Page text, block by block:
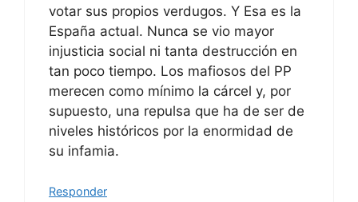
votar sus propios verdugos. Y Esa es la
España actual. Nunca se vio mayor
injusticia social ni tanta destrucción en
tan poco tiempo. Los mafiosos del PP
merecen como mínimo la cárcel y, por
supuesto, una repulsa que ha de ser de
niveles históricos por la enormidad de
su infamia.
Responder